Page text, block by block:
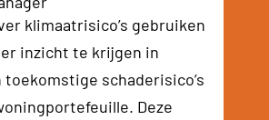
klimaatrisico’s gebruiken
inzicht te krijgen in
toekomstige schaderisico’s
Deze